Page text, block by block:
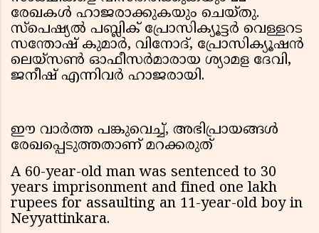
രേഖകൾ ഹാജരാക്കുകയും ചെയ്തു.
സ്പെഷ്യൽ പബ്ലിക് പ്രോസിക്യൂട്ടർ വെള്ളറട
സന്തോഷ് കുമാർ, വിനോദ്, പ്രോസിക്യൂഷൻ
ലെയ്‌സൺ ഓഫീസർമാരായ ശ്യാമള ദേവി,
ജനീഷ് എന്നിവർ ഹാജരായി.
ഈ വാർത്ത പങ്കുവെച്ച്, അഭിപ്രായങ്ങൾ
രേഖപ്പെടുത്തതാണ് മറക്കരുത്
A 60-year-old man was sentenced to 30
years imprisonment and fined one lakh
rupees for assaulting an 11-year-old boy in
Neyyattinkara.